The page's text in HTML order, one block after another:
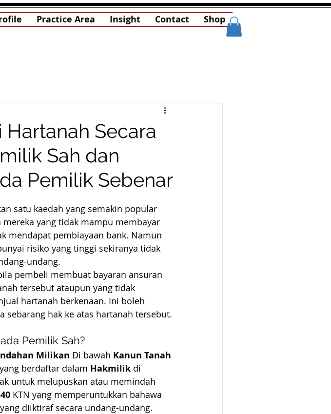
Practice Area Insight Contact Shop
Secara
Sah dan
Pemilik Sebenar
satu kaedah yang semakin popular
yang tidak mampu membayar
mendapat pembiayaan bank. Namun
risiko yang tinggi sekiranya tidak
undang.
pembeli membuat bayaran ansuran
tersebut ataupun yang tidak
hartanah berkenaan. Ini boleh
sebarang hak ke atas hartanah tersebut.
Pemilik Sah?
Milikan Di bawah Kanun Tanah
berdaftar dalam Hakmilik di
untuk melupuskan atau memindah
KTN yang memperuntukkan bahawa
diiktiraf secara undang-undang.